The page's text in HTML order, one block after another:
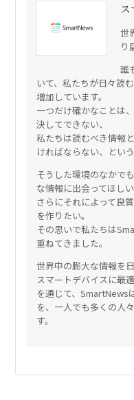
世
り
誰
いて、私たちが日々読
増加しています。
一つだけ確かなことは
決してできない、
私たちは読むべき情報
ければならない、という
そうした環境のなかで
な情報に出会ってほしい
さらにそれによって良
を作りたい。
その思いで私たちは
重ねてきました。
世界中の膨大な情報を
スマートデバイスに最
を通じて、SmartNews
を、一人でも多くの人
す。